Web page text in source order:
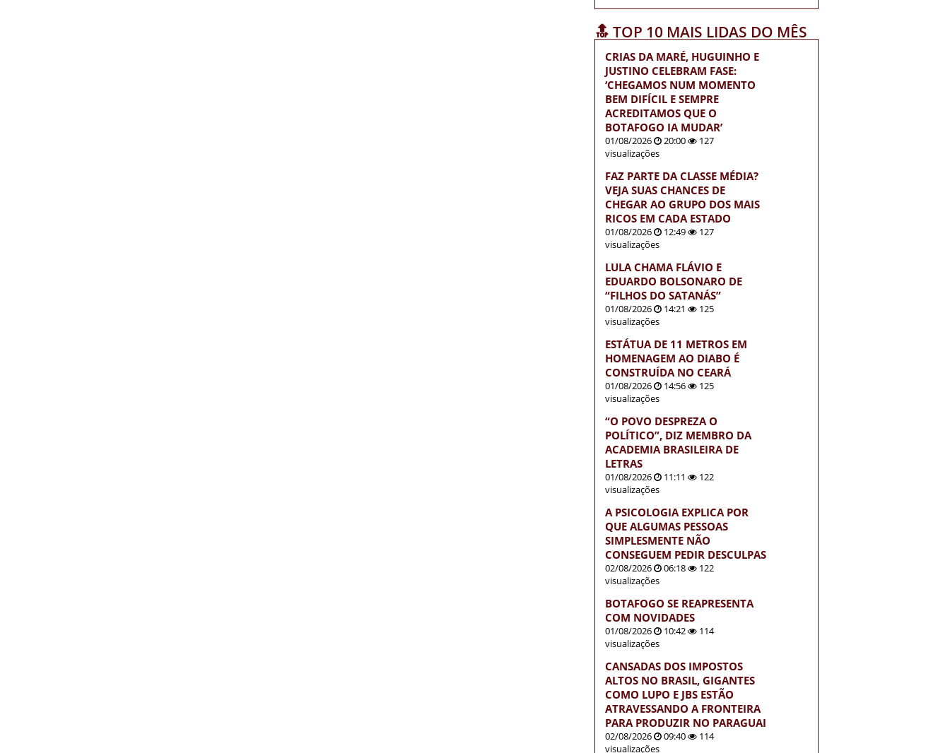
🔝 TOP 10 MAIS LIDAS DO MÊS
CRIAS DA MARÉ, HUGUINHO E
JUSTINO CELEBRAM FASE:
‘CHEGAMOS NUM MOMENTO
BEM DIFÍCIL E SEMPRE
ACREDITAMOS QUE O
BOTAFOGO IA MUDAR’
01/08/2026 20:00
127
visualizações
FAZ PARTE DA CLASSE MÉDIA?
VEJA SUAS CHANCES DE
CHEGAR AO GRUPO DOS MAIS
RICOS EM CADA ESTADO
01/08/2026 12:49
127
visualizações
LULA CHAMA FLÁVIO E
EDUARDO BOLSONARO DE
“FILHOS DO SATANÁS”
01/08/2026 14:21
125
visualizações
ESTÁTUA DE 11 METROS EM
HOMENAGEM AO DIABO É
CONSTRUÍDA NO CEARÁ
01/08/2026 14:56
125
visualizações
“O POVO DESPREZA O
POLÍTICO”, DIZ MEMBRO DA
ACADEMIA BRASILEIRA DE
LETRAS
01/08/2026 11:11
122
visualizações
A PSICOLOGIA EXPLICA POR
QUE ALGUMAS PESSOAS
SIMPLESMENTE NÃO
CONSEGUEM PEDIR DESCULPAS
02/08/2026 06:18
122
visualizações
BOTAFOGO SE REAPRESENTA
COM NOVIDADES
01/08/2026 10:42
114
visualizações
CANSADAS DOS IMPOSTOS
ALTOS NO BRASIL, GIGANTES
COMO LUPO E JBS ESTÃO
ATRAVESSANDO A FRONTEIRA
PARA PRODUZIR NO PARAGUAI
02/08/2026 09:40
114
visualizações